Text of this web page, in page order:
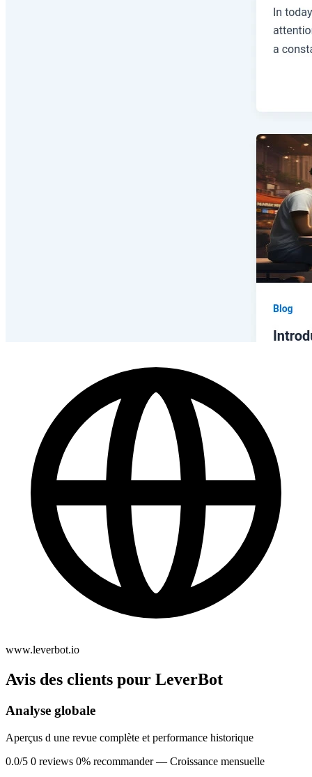
www.leverbot.io
Avis des clients pour LeverBot
Analyse globale
Aperçus d une revue complète et performance historique
0.0/5 0 reviews 0% recommander — Croissance mensuelle